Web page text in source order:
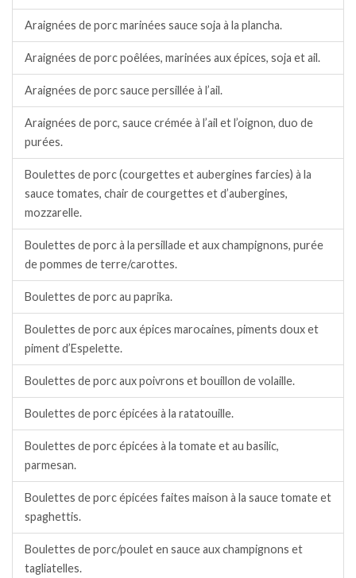
Araignées de porc marinées sauce soja à la plancha.
Araignées de porc poêlées, marinées aux épices, soja et ail.
Araignées de porc sauce persillée à l’ail.
Araignées de porc, sauce crémée à l’ail et l’oignon, duo de
purées.
Boulettes de porc (courgettes et aubergines farcies) à la
sauce tomates, chair de courgettes et d’aubergines,
mozzarelle.
Boulettes de porc à la persillade et aux champignons, purée
de pommes de terre/carottes.
Boulettes de porc au paprika.
Boulettes de porc aux épices marocaines, piments doux et
piment d’Espelette.
Boulettes de porc aux poivrons et bouillon de volaille.
Boulettes de porc épicées à la ratatouille.
Boulettes de porc épicées à la tomate et au basilic,
parmesan.
Boulettes de porc épicées faites maison à la sauce tomate et
spaghettis.
Boulettes de porc/poulet en sauce aux champignons et
tagliatelles.